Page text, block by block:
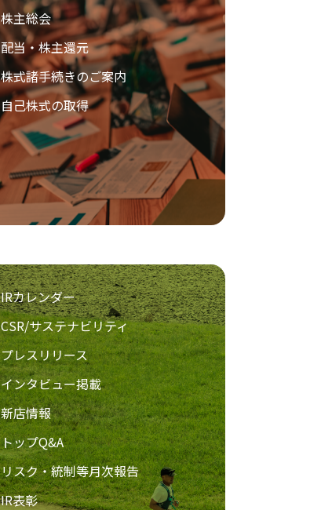
株主総会
配当・株主還元
株式諸手続きのご案内
自己株式の取得
IRカレンダー
CSR/サステナビリティ
プレスリリース
インタビュー掲載
新店情報
トップQ&A
リスク・統制等月次報告
IR表彰